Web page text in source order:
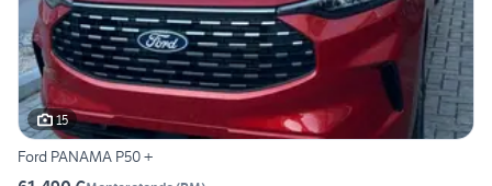
15
Ford PANAMA P50 +